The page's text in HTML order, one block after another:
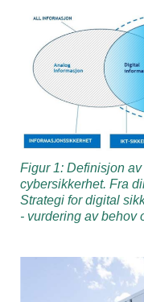
Figur 1: Definisjon
cybersikkerhet. Fra
Strategi for digital
- vurdering av behov